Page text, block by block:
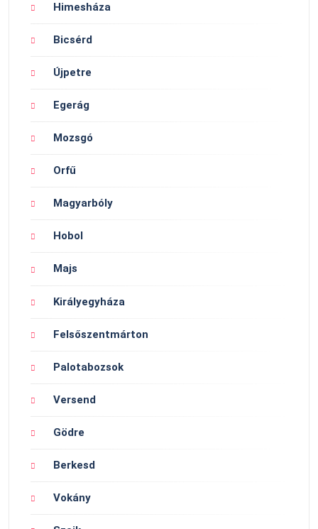
Himesháza
Bicsérd
Újpetre
Egerág
Mozsgó
Orfű
Magyarbóly
Hobol
Majs
Királyegyháza
Felsőszentmárton
Palotabozsok
Versend
Gödre
Berkesd
Vokány